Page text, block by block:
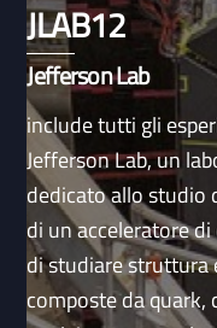
JLAB12
Jefferson Lab
include tutti gli
Jefferson Lab, un
dedicato allo studio
di un acceleratore
di studiare struttura
composte da